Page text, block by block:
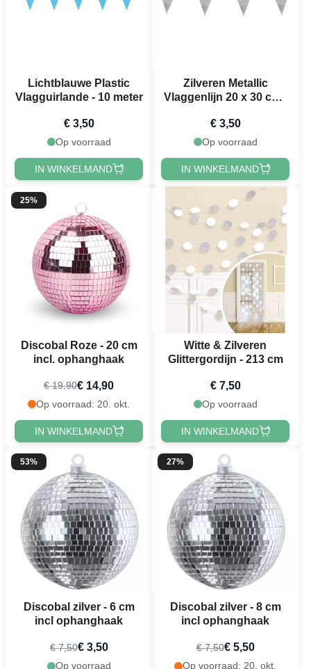
Lichtblauwe Plastic
Vlagguirlande - 10 meter
€ 3,50
Op voorraad
IN WINKELMAND
Zilveren Metallic
Vlaggenlijn 20 x 30 cm -
€ 3,50
Op voorraad
IN WINKELMAND
25%
Discobal Roze - 20 cm
incl. ophanghaak
€ 19,90€ 14,90
Op voorraad: 20. okt.
IN WINKELMAND
Witte & Zilveren
Glittergordijn - 213 cm
€ 7,50
Op voorraad
IN WINKELMAND
53%
Discobal zilver - 6 cm
incl ophanghaak
€ 7,50€ 3,50
Op voorraad
27%
Discobal zilver - 8 cm
incl ophanghaak
€ 7,50€ 5,50
Op voorraad: 20. okt.